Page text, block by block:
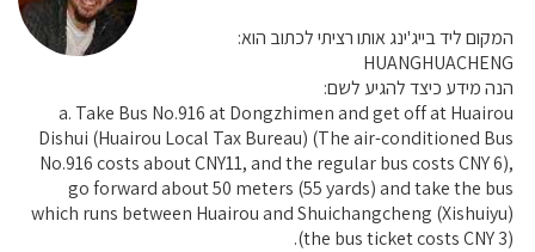
המקום ליד בייג'ינג אותו רציתי לכתוב הוא:
HUANGHUACHENG
הנה מידע כיצד להגיע לשם:
a. Take Bus No.916 at Dongzhimen and get off at Huairou
Dishui (Huairou Local Tax Bureau) (The air-conditioned Bus
No.916 costs about CNY11, and the regular bus costs CNY 6),
go forward about 50 meters (55 yards) and take the bus
which runs between Huairou and Shuichangcheng (Xishuiyu)
(the bus ticket costs CNY 3).